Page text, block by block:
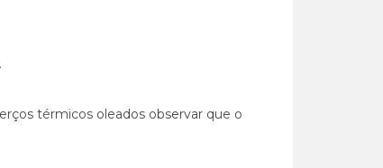
térmicos oleados observar que o